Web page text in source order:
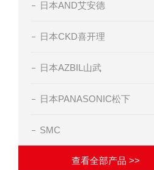
日本AND艾安德
日本CKD喜开理
日本AZBIL山武
日本PANASONIC松下
SMC
查看全部产品 >>